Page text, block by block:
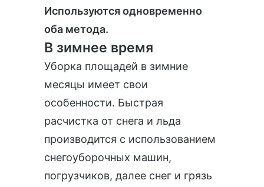
Используются одновременно
оба метода.
В зимнее время
Уборка площадей в зимние
месяцы имеет свои
особенности. Быстрая
расчистка от снега и льда
производится с использованием
снегоуборочных машин,
погрузчиков, далее снег и грязь